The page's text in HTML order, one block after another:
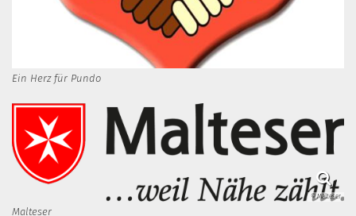
Ein Herz für Pundo
© Malteser
Malteser